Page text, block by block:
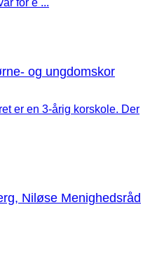
for e ...
og ungdomskor
er en 3-årig korskole. Der
Niløse Menighedsråd